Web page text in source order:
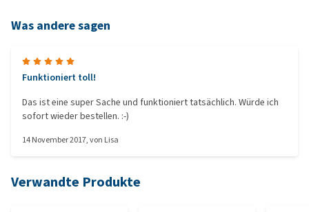
Was andere sagen
Funktioniert toll!
Das ist eine super Sache und funktioniert tatsächlich. Würde ich
sofort wieder bestellen. :-)
14 November 2017, von Lisa
Verwandte Produkte